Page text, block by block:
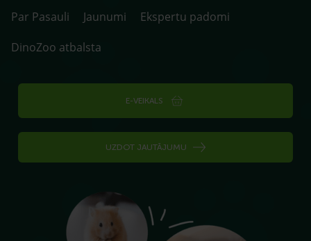
Par Pasauli
Jaunumi
Ekspertu padomi
DinoZoo atbalsta
E-VEIKALS
UZDOT JAUTĀJUMU